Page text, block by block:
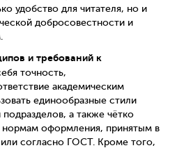
удобство для читателя, но и
добросовестности и
и требований к
точность,
академическим
единообразные стили
подразделов, а также чётко
нормам оформления, принятым в
согласно ГОСТ. Кроме того,